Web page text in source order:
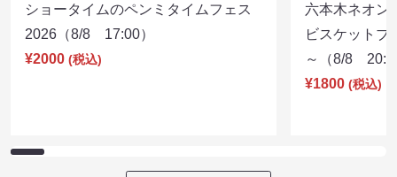
ショータイムのペンミタイムフェス
2026（8/8 17:00）
¥2000 (税込)
六本木ネオン
ビスケットブ
～（8/8
¥1800 (税込)